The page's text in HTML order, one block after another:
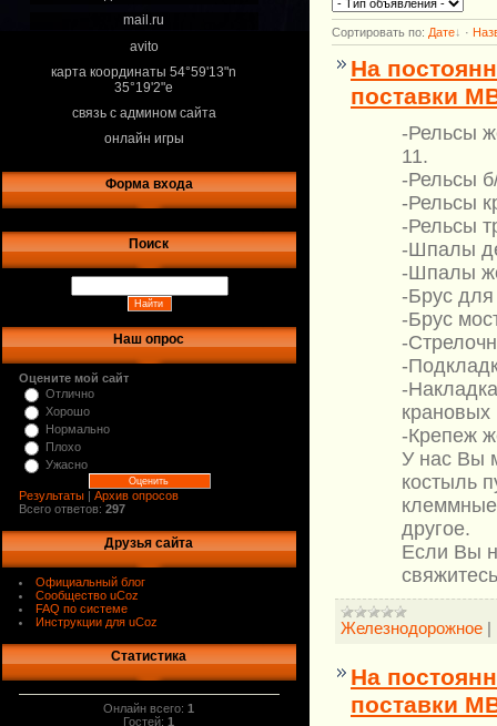
mail.ru
avito
карта координаты 54°59'13"n
35°19'2"e
связь с админом сайта
онлайн игры
Форма входа
Поиск
Наш опрос
Оцените мой сайт
Отлично
Хорошо
Нормально
Плохо
Ужасно
Результаты | Архив опросов
Всего ответов: 297
Друзья сайта
Официальный блог
Сообщество uCoz
FAQ по системе
Инструкции для uCoz
Статистика
Онлайн всего:1
Гостей:1
Сортировать по: Дате ·
На
поставки
-Рельсы
11.
-Рельсы
-Рельсы
-Рельсы
-Шпалы
-Шпалы
-Брус
-Брус
-
-
-
крановых
-Крепеж
У нас Вы
костыль
другое.
Если Вы
Железнодорожное |
На
поставки